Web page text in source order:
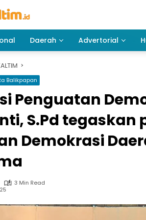
Daerah Advertorial
Balikpapan
Penguatan
S.Pd tegaskan
Demokrasi
3 Min Read